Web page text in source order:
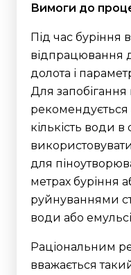
Вимоги до
Під час буріння
відпрацювання
долота і
Для
рекомендується
кількість води
для
метрах буріння
руйнуваннями
води або
Раціональним
вважається